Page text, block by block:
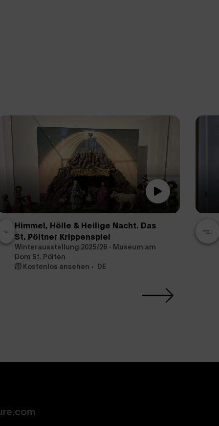
Himmel, Hölle & Heilige Nacht. Das
St. Pöltner Krippenspiel
Winterausstellung 2025/26 - Museum am
Dom St. Pölten
Kostenlos ansehen
DE